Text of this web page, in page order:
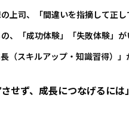
上司、「間違いを指摘して正
、「成功体験」「失敗体験」
（スキルアップ・知識習得）
せず、成長につなげるには」